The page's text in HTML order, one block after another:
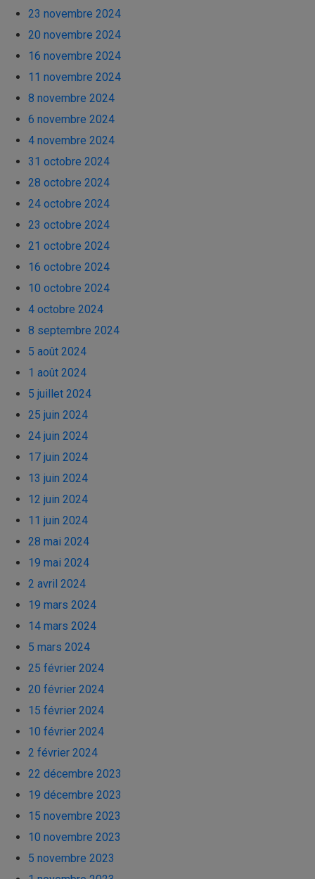
23 novembre 2024
20 novembre 2024
16 novembre 2024
11 novembre 2024
8 novembre 2024
6 novembre 2024
4 novembre 2024
31 octobre 2024
28 octobre 2024
24 octobre 2024
23 octobre 2024
21 octobre 2024
16 octobre 2024
10 octobre 2024
4 octobre 2024
8 septembre 2024
5 août 2024
1 août 2024
5 juillet 2024
25 juin 2024
24 juin 2024
17 juin 2024
13 juin 2024
12 juin 2024
11 juin 2024
28 mai 2024
19 mai 2024
2 avril 2024
19 mars 2024
14 mars 2024
5 mars 2024
25 février 2024
20 février 2024
15 février 2024
10 février 2024
2 février 2024
22 décembre 2023
19 décembre 2023
15 novembre 2023
10 novembre 2023
5 novembre 2023